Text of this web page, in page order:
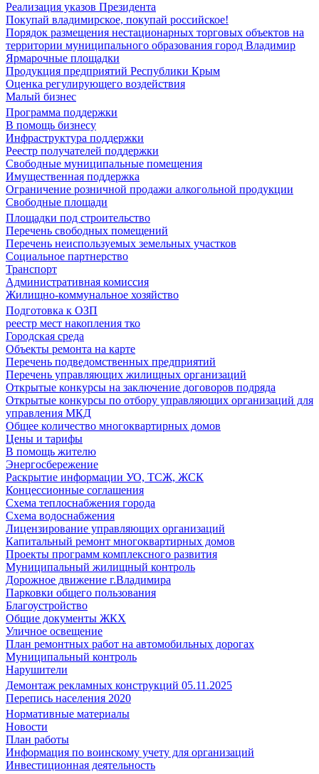
Реализация указов Президента
Покупай владимирское, покупай российское!
Порядок размещения нестационарных торговых объектов на
территории муниципального образования город Владимир
Ярмарочные площадки
Продукция предприятий Республики Крым
Оценка регулирующего воздействия
Малый бизнес
Программа поддержки
В помощь бизнесу
Инфраструктура поддержки
Реестр получателей поддержки
Свободные муниципальные помещения
Имущественная поддержка
Ограничение розничной продажи алкогольной продукции
Свободные площади
Площадки под строительство
Перечень свободных помещений
Перечень неиспользуемых земельных участков
Социальное партнерство
Транспорт
Административная комиссия
Жилищно-коммунальное хозяйство
Подготовка к ОЗП
реестр мест накопления тко
Городская среда
Объекты ремонта на карте
Перечень подведомственных предприятий
Перечень управляющих жилищных организаций
Открытые конкурсы на заключение договоров подряда
Открытые конкурсы по отбору управляющих организаций для
управления МКД
Общее количество многоквартирных домов
Цены и тарифы
В помощь жителю
Энергосбережение
Раскрытие информации УО, ТСЖ, ЖСК
Концессионные соглашения
Схема теплоснабжения города
Схема водоснабжения
Лицензирование управляющих организаций
Капитальный ремонт многоквартирных домов
Проекты программ комплексного развития
Муниципальный жилищный контроль
Дорожное движение г.Владимира
Парковки общего пользования
Благоустройство
Общие документы ЖКХ
Уличное освещение
План ремонтных работ на автомобильных дорогах
Муниципальный контроль
Нарушители
Демонтаж рекламных конструкций 05.11.2025
Перепись населения 2020
Нормативные материалы
Новости
План работы
Информация по воинскому учету для организаций
Инвестиционная деятельность